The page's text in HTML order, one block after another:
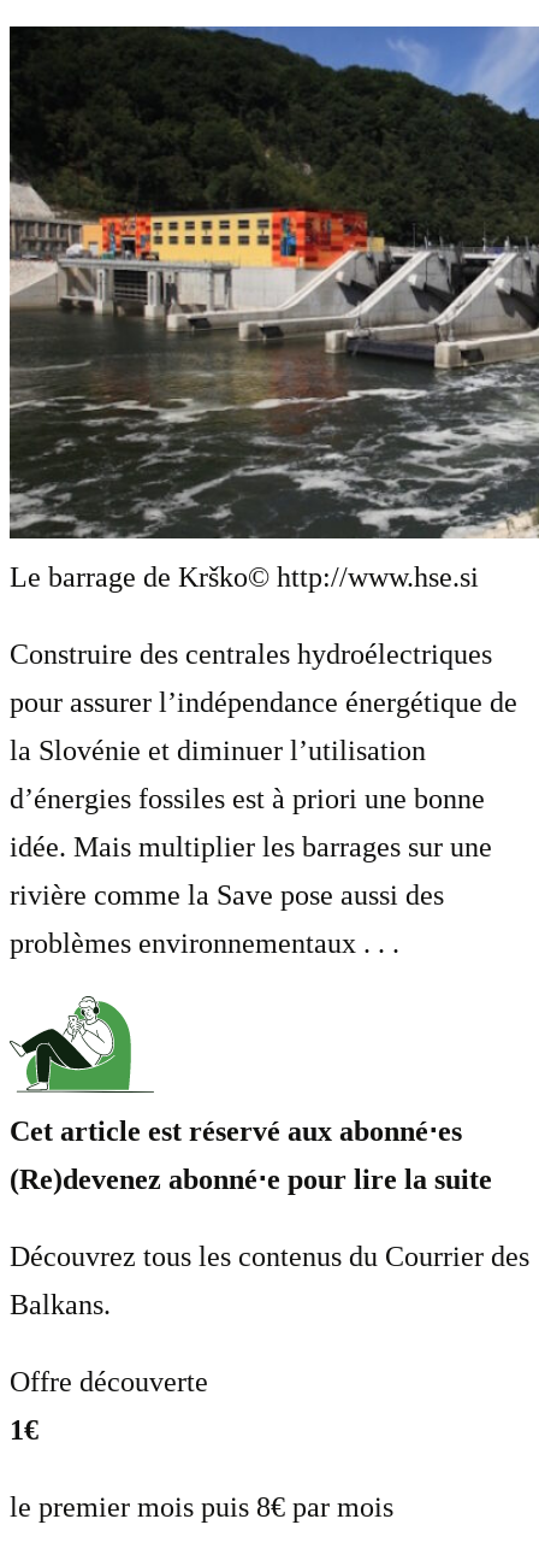
Le barrage de Krško© http://www.hse.si
Construire des centrales hydroélectriques
pour assurer l’indépendance énergétique de
la Slovénie et diminuer l’utilisation
d’énergies fossiles est à priori une bonne
idée. Mais multiplier les barrages sur une
rivière comme la Save pose aussi des
problèmes environnementaux . . .
Cet article est réservé aux abonné⋅es
(Re)devenez abonné⋅e pour lire la suite
Découvrez tous les contenus du Courrier des
Balkans.
Offre découverte
1€
le premier mois puis 8€ par mois